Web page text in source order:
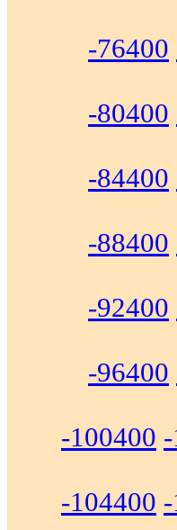
-76400
-80400
-84400
-88400
-92400
-96400
-100400
-104400